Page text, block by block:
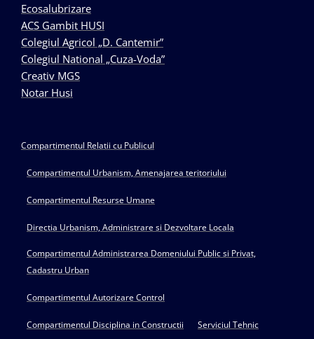
Ecosalubrizare
ACS Gambit HUSI
Colegiul Agricol „D. Cantemir”
Colegiul National „Cuza-Voda”
Creativ MGS
Notar Husi
Compartimentul Relatii cu Publicul
Compartimentul Urbanism, Amenajarea teritoriului
Compartimentul Resurse Umane
Directia Urbanism, Administrare si Dezvoltare Locala
Compartimentul Administrarea Domeniului Public si Privat,
Cadastru Urban
Compartimentul Autorizare Control
Compartimentul Disciplina in Constructii Serviciul Tehnic